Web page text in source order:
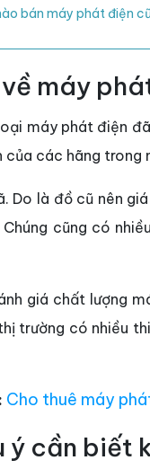
bán máy phát điện
máy
máy phát điện
của các hãng trong
Do là đồ cũ nên
cũng có
giá chất lượng
trường có nhiều
Cho thuê máy
ý cần biết